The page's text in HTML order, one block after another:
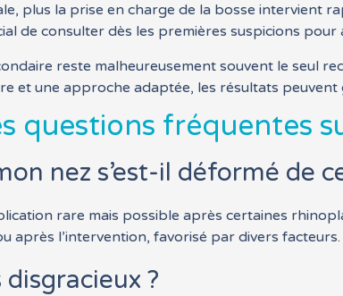
plus la prise en charge de la bosse intervient
de consulter dès les premières suspicions pour
reste malheureusement souvent le seul
et une approche adaptée, les résultats peuvent
questions fréquentes
nez s’est-il déformé de
rare mais possible après certaines
après l’intervention, favorisé par divers facteurs.
?